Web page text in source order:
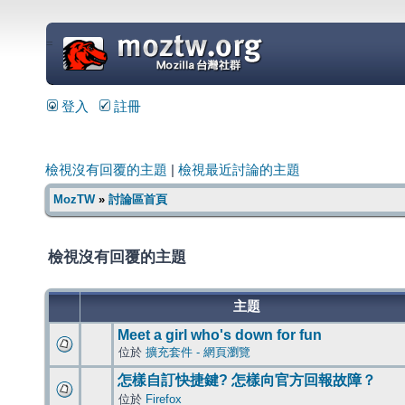
=
登入 註冊
檢視沒有回覆的主題 檢視最近討論的主題
MozTW» 討論區首頁
檢視沒有回覆的主題
主題
Meet a girl who's down for fun
位於 擴充套件 - 網頁瀏覽
怎樣自訂快捷鍵? 怎樣向官方回報故障？
位於 Firefox